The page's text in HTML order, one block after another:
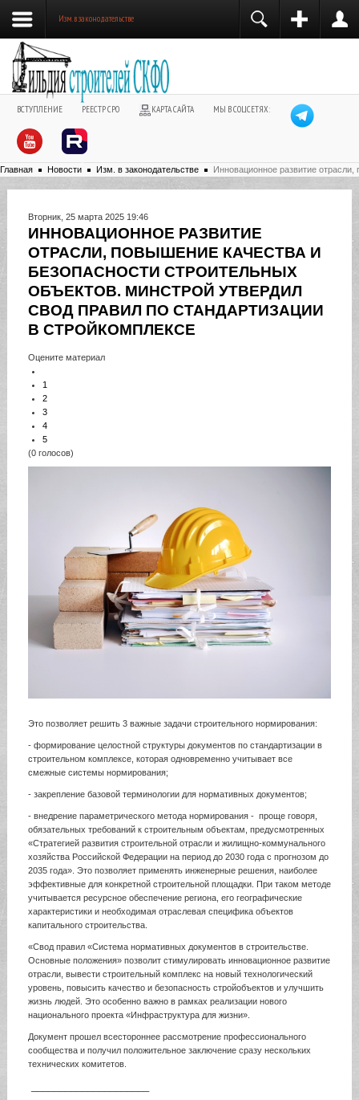
Изм. в законодательстве
ВСТУПЛЕНИЕ РЕЕСТР СРО КАРТА САЙТА МЫ В СОЦСЕТЯХ:
Главная Новости Изм. в законодательстве Инновационное развитие
Вторник, 25 марта 2025 19:46
ИННОВАЦИОННОЕ РАЗВИТИЕ
ОТРАСЛИ, ПОВЫШЕНИЕ КАЧЕСТВА И
БЕЗОПАСНОСТИ СТРОИТЕЛЬНЫХ
ОБЪЕКТОВ. МИНСТРОЙ УТВЕРДИЛ
СВОД ПРАВИЛ ПО СТАНДАРТИЗАЦИИ
В СТРОЙКОМПЛЕКСЕ
Оцените материал
1
2
3
4
5
(0 голосов)
Это позволяет решить 3 важные задачи строительного нормирования:
- формирование целостной структуры документов по стандартизации в
строительном комплексе, которая одновременно учитывает все
смежные системы нормирования;
- закрепление базовой терминологии для нормативных документов;
- внедрение параметрического метода нормирования - проще говоря,
обязательных требований к строительным объектам, предусмотренных
«Стратегией развития строительной отрасли и жилищно-коммунального
хозяйства Российской Федерации на период до 2030 года с прогнозом до
2035 года». Это позволяет применять инженерные решения, наиболее
эффективные для конкретной строительной площадки. При таком методе
учитывается ресурсное обеспечение региона, его географические
характеристики и необходимая отраслевая специфика объектов
капитального строительства.
«Свод правил «Система нормативных документов в строительстве.
Основные положения» позволит стимулировать инновационное развитие
отрасли, вывести строительный комплекс на новый технологический
уровень, повысить качество и безопасность стройобъектов и улучшить
жизнь людей. Это особенно важно в рамках реализации нового
национального проекта «Инфраструктура для жизни».
Документ прошел всестороннее рассмотрение профессионального
сообщества и получил положительное заключение сразу нескольких
технических комитетов.